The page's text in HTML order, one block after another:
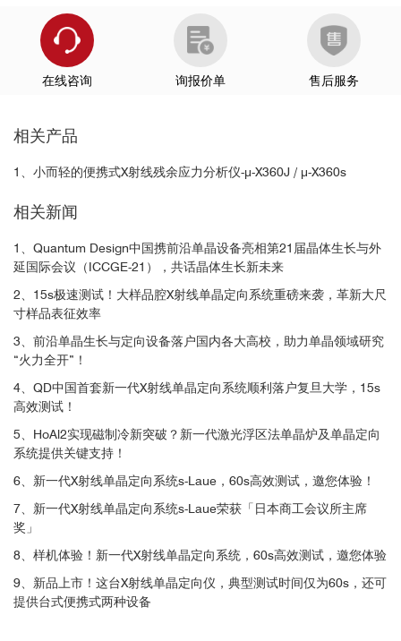
在线咨询 询报价单 售后服务
相关产品
1、小而轻的便携式X射线残余应力分析仪-μ-X360J / μ-X360s
相关新闻
1、Quantum Design中国携前沿单晶设备亮相第21届晶体生长与外
延国际会议（ICCGE-21），共话晶体生长新未来
2、15s极速测试！大样品腔X射线单晶定向系统重磅来袭，革新大尺
寸样品表征效率
3、前沿单晶生长与定向设备落户国内各大高校，助力单晶领域研究
“火力全开”！
4、QD中国首套新一代X射线单晶定向系统顺利落户复旦大学，15s
高效测试！
5、HoAl2实现磁制冷新突破？新一代激光浮区法单晶炉及单晶定向
系统提供关键支持！
6、新一代X射线单晶定向系统s-Laue，60s高效测试，邀您体验！
7、新一代X射线单晶定向系统s-Laue荣获「日本商工会议所主席
奖」
8、样机体验！新一代X射线单晶定向系统，60s高效测试，邀您体验
9、新品上市！这台X射线单晶定向仪，典型测试时间仅为60s，还可
提供台式便携式两种设备